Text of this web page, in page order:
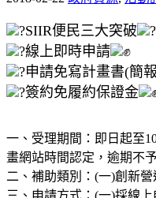
SIIR便民三大突破
線上即時申請
申請免寫計畫書(簡
簽約免履約保證金
一、受理期間：即日起至
畫網站時間認定，逾期不
二、補助類別：(一)創新營
三、申請方式：(一)採線